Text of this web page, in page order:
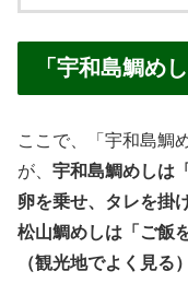
「宇和島鯛め
ここで、「宇和島鯛
が、 宇和島鯛めしは
卵を乗せ、タレを掛
松山鯛めしは「ご飯
（観光地でよく見る